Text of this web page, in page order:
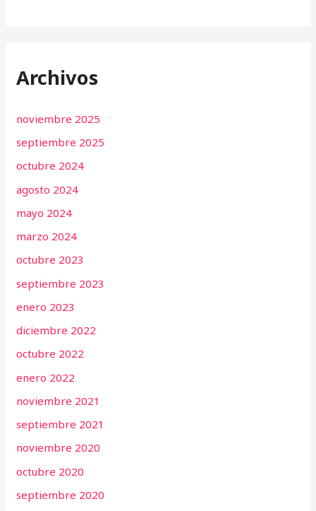
Archivos
noviembre 2025
septiembre 2025
octubre 2024
agosto 2024
mayo 2024
marzo 2024
octubre 2023
septiembre 2023
enero 2023
diciembre 2022
octubre 2022
enero 2022
noviembre 2021
septiembre 2021
noviembre 2020
octubre 2020
septiembre 2020